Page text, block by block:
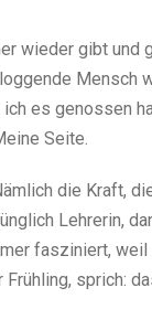
wieder gibt und
Mensch
es genossen
Seite.
die Kraft,
Lehrerin,
fasziniert,
Frühling, sprich: